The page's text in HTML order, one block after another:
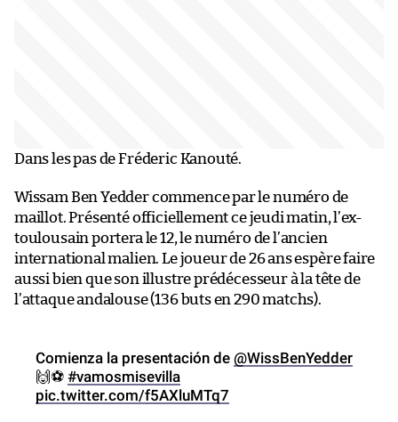
Dans les pas de Fréderic Kanouté.
Wissam Ben Yedder commence par le numéro de
maillot. Présenté officiellement ce jeudi matin, l’ex-
toulousain portera le 12, le numéro de l’ancien
international malien. Le joueur de 26 ans espère faire
aussi bien que son illustre prédécesseur à la tête de
l’attaque andalouse (136 buts en 290 matchs).
Comienza la presentación de @WissBenYedder
🙌⚽ #vamosmisevilla
pic.twitter.com/f5AXluMTq7